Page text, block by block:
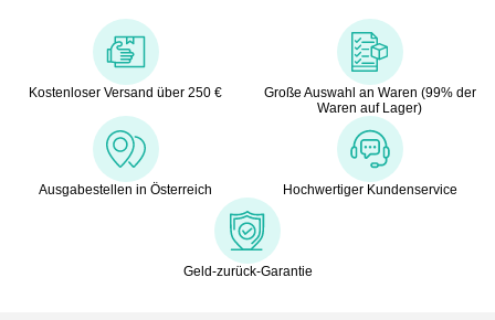
Kostenloser Versand über 250 €
Große Auswahl an Waren (99% der
Waren auf Lager)
Ausgabestellen in Österreich Hochwertiger Kundenservice
Geld-zurück-Garantie